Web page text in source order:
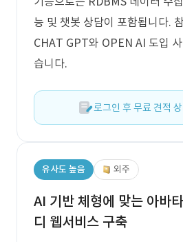
능 및 챗봇 상담이 포함됩니다.
CHAT GPT와 OPEN AI 도입
습니다.
로그인 후 무료 견적
유사도 높음 외주
AI 기반 체형에 맞는 아바
디 웹서비스 구축